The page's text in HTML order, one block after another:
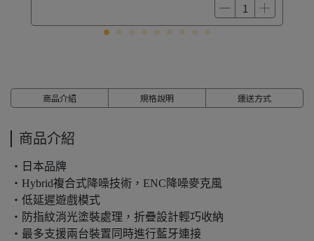
商品介紹 規格說明 運送方式
商品介紹
・日本品牌
・Hybrid複合式降噪技術，ENC降噪麥克風
・低延遲遊戲模式
・防指紋消光塗裝處理，折疊設計輕巧收納
・最多支援兩台裝置同時進行藍牙連接